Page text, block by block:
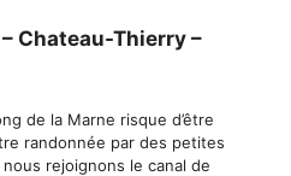
Chateau-Thierry –
de la Marne risque d’être
randonnée par des petites
rejoignons le canal de